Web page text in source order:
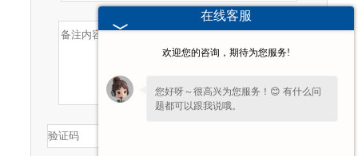
在线客服
欢迎您的咨询，期待为您服务!
您好呀～很高兴为您服务！😊 有什么问
题都可以跟我说哦。